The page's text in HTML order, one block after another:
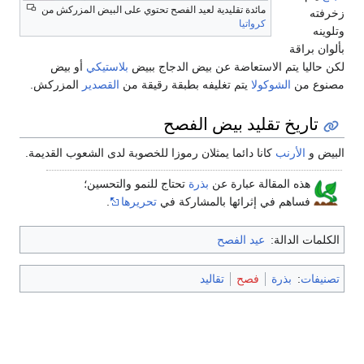
مائدة تقليدية لعيد الفصح تحتوي على البيض المزركش من
كرواتيا
زخرفته
وتلوينه
بألوان براقة
لكن حاليا يتم الاستعاضة عن بيض الدجاج ببيض بلاستيكي أو بيض
مصنوع من الشوكولا يتم تغليفه بطبقة رقيقة من القصدير المزركش.
تاريخ تقليد بيض الفصح
البيض و الأرنب كانا دائما يمثلان رموزا للخصوبة لدى الشعوب القديمة.
هذه المقالة عبارة عن بذرة تحتاج للنمو والتحسين؛
فساهم في إثرائها بالمشاركة في تحريرها .
الكلمات الدالة: عيد الفصح
تصنيفات: بذرة فصح تقاليد